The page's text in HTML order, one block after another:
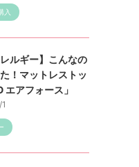
入
レルギー】こんなの
！マットレストッ
エアフォース」